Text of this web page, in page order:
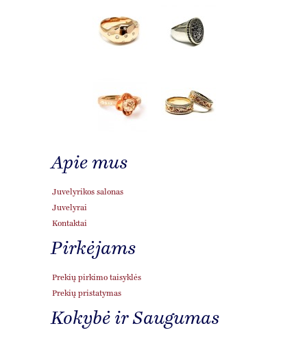
Apie mus
Juvelyrikos salonas
Juvelyrai
Kontaktai
Pirkėjams
Prekių pirkimo taisyklės
Prekių pristatymas
Kokybė ir Saugumas